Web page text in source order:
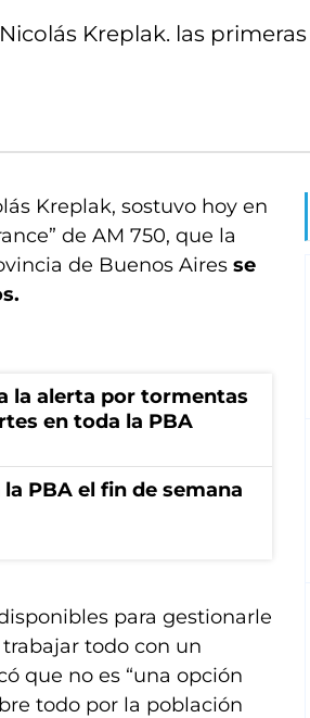
Kreplak. las
Kreplak, sostuvo hoy en
de AM 750, que la
de Buenos Aires se
la alerta por tormentas
en toda la PBA
PBA el fin de semana
para gestionarle
todo con un
que no es “una opción
todo por la población